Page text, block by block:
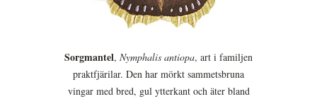
Sorgmantel, Nymphalis antiopa, art i familjen
praktfjärilar. Den har mörkt sammetsbruna
vingar med bred, gul ytterkant och äter bland